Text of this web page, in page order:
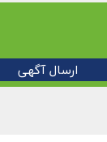
ارسال آگهی